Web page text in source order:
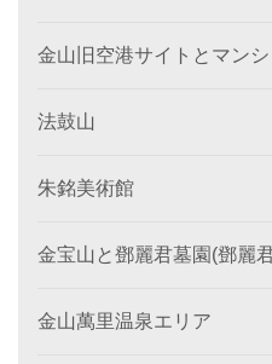
金山旧空港サイトとマン
法鼓山
朱銘美術館
金宝山と鄧麗君墓園(鄧麗
金山萬里温泉エリア